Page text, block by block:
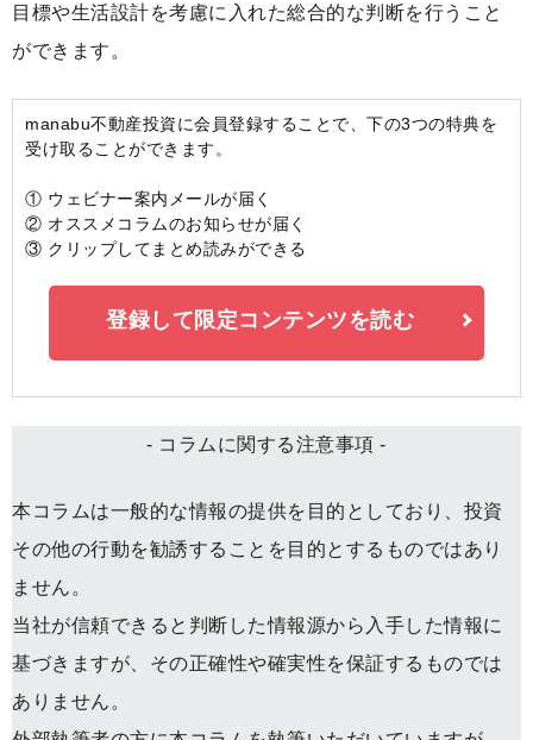
目標や生活設計を考慮に入れた総合的な判断を行うこと
ができます。
manabu不動産投資に会員登録することで、下の3つの特典を
受け取ることができます。
① ウェビナー案内メールが届く
② オススメコラムのお知らせが届く
③ クリップしてまとめ読みができる
登録して限定コンテンツを読む
- コラムに関する注意事項 -
本コラムは一般的な情報の提供を目的としており、投資
その他の行動を勧誘することを目的とするものではあり
ません。
当社が信頼できると判断した情報源から入手した情報に
基づきますが、その正確性や確実性を保証するものでは
ありません。